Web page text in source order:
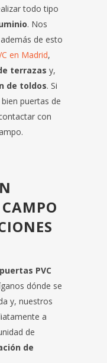
todo tipo
. Nos
de esto
en Madrid,
terrazas y,
de toldos. Si
puertas de
con
PVC
dónde se
y, nuestros
a
de
de